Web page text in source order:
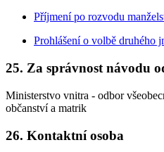
Příjmení po rozvodu
Prohlášení o volbě druhého
25. Za správnost návodu
Ministerstvo vnitra - odbor
občanství a matrik
26. Kontaktní osoba